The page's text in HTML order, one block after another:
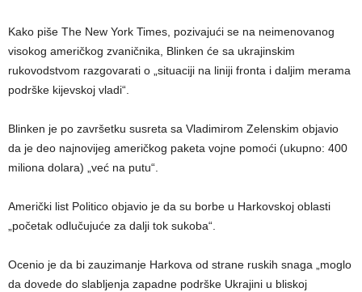
Kako piše The New York Times, pozivajući se na neimenovanog
visokog američkog zvaničnika, Blinken će sa ukrajinskim
rukovodstvom razgovarati o „situaciji na liniji fronta i daljim merama
podrške kijevskoj vladi“.
Blinken je po završetku susreta sa Vladimirom Zelenskim objavio
da je deo najnovijeg američkog paketa vojne pomoći (ukupno: 400
miliona dolara) „već na putu“.
Američki list Politico objavio je da su borbe u Harkovskoj oblasti
„početak odlučujuće za dalji tok sukoba“.
Ocenio je da bi zauzimanje Harkova od strane ruskih snaga „moglo
da dovede do slabljenja zapadne podrške Ukrajini u bliskoj